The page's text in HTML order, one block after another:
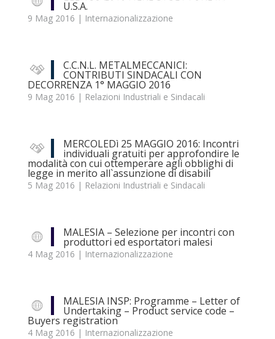
U.S.A.
9 Mag 2016 | Internazionalizzazione
C.C.N.L. METALMECCANICI:
CONTRIBUTI SINDACALI CON
DECORRENZA 1° MAGGIO 2016
9 Mag 2016 | Relazioni Industriali e Sindacali
MERCOLEDì 25 MAGGIO 2016: Incontri
individuali gratuiti per approfondire le
modalità con cui ottemperare agli obblighi di
legge in merito all`assunzione di disabili
5 Mag 2016 | Relazioni Industriali e Sindacali
MALESIA – Selezione per incontri con
produttori ed esportatori malesi
4 Mag 2016 | Internazionalizzazione
MALESIA INSP: Programme – Letter of
Undertaking – Product service code –
Buyers registration
4 Mag 2016 | Internazionalizzazione